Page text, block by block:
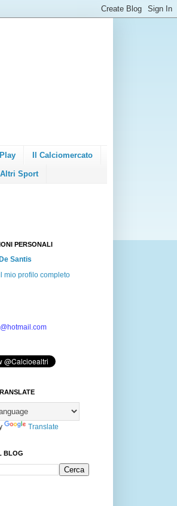
Il Calciomercato
Sport
PERSONALI
Santis
mio profilo completo
Translate
BLOG